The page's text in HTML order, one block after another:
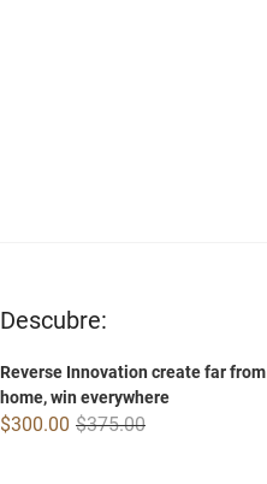
Descubre:
Reverse Innovation create far from
home, win everywhere
$375.00Original
$300.00
Current